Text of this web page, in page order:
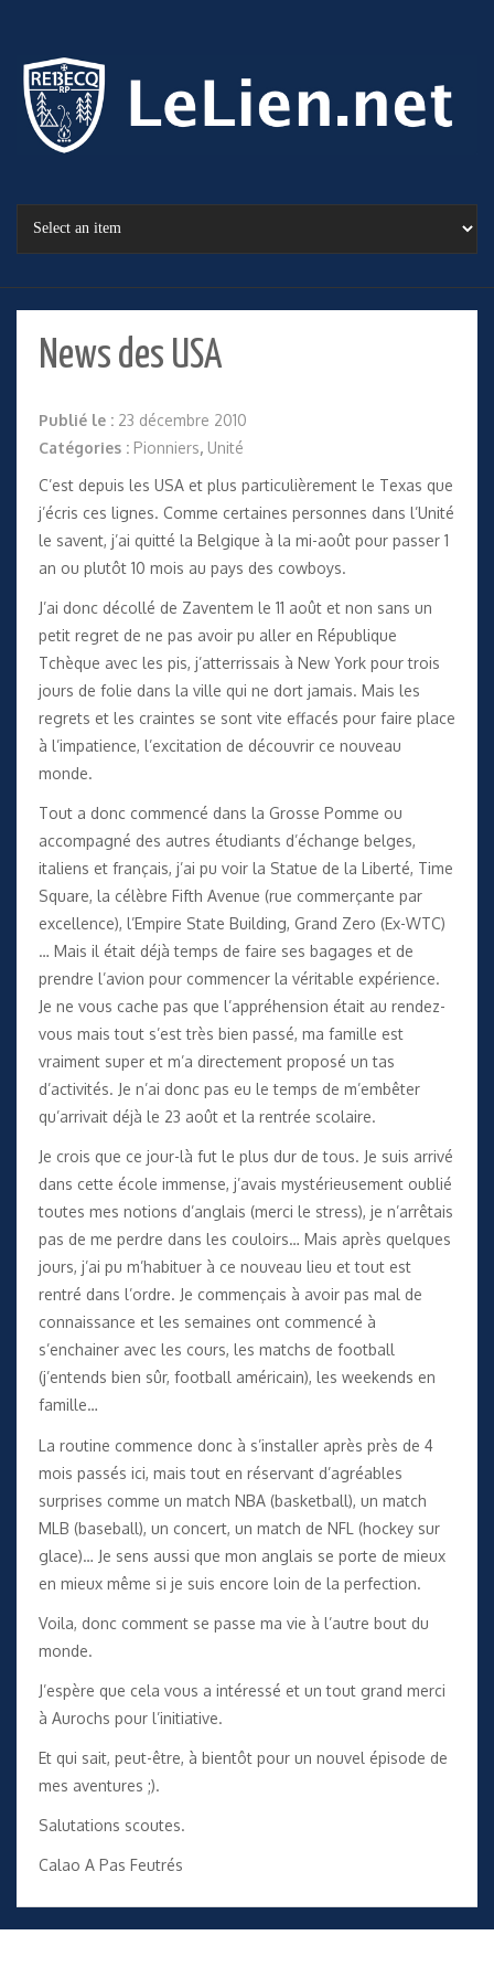
News des USA
Publié le : 23 décembre 2010
Catégories : Pionniers, Unité
C’est depuis les USA et plus particulièrement le Texas que
j’écris ces lignes. Comme certaines personnes dans l’Unité
le savent, j’ai quitté la Belgique à la mi-août pour passer 1
an ou plutôt 10 mois au pays des cowboys.
J’ai donc décollé de Zaventem le 11 août et non sans un
petit regret de ne pas avoir pu aller en République
Tchèque avec les pis, j’atterrissais à New York pour trois
jours de folie dans la ville qui ne dort jamais. Mais les
regrets et les craintes se sont vite effacés pour faire place
à l’impatience, l’excitation de découvrir ce nouveau
monde.
Tout a donc commencé dans la Grosse Pomme ou
accompagné des autres étudiants d’échange belges,
italiens et français, j’ai pu voir la Statue de la Liberté, Time
Square, la célèbre Fifth Avenue (rue commerçante par
excellence), l’Empire State Building, Grand Zero (Ex-WTC)
… Mais il était déjà temps de faire ses bagages et de
prendre l’avion pour commencer la véritable expérience.
Je ne vous cache pas que l’appréhension était au rendez-
vous mais tout s’est très bien passé, ma famille est
vraiment super et m’a directement proposé un tas
d’activités. Je n’ai donc pas eu le temps de m’embêter
qu’arrivait déjà le 23 août et la rentrée scolaire.
Je crois que ce jour-là fut le plus dur de tous. Je suis arrivé
dans cette école immense, j’avais mystérieusement oublié
toutes mes notions d’anglais (merci le stress), je n’arrêtais
pas de me perdre dans les couloirs… Mais après quelques
jours, j’ai pu m’habituer à ce nouveau lieu et tout est
rentré dans l’ordre. Je commençais à avoir pas mal de
connaissance et les semaines ont commencé à
s’enchainer avec les cours, les matchs de football
(j’entends bien sûr, football américain), les weekends en
famille…
La routine commence donc à s’installer après près de 4
mois passés ici, mais tout en réservant d’agréables
surprises comme un match NBA (basketball), un match
MLB (baseball), un concert, un match de NFL (hockey sur
glace)… Je sens aussi que mon anglais se porte de mieux
en mieux même si je suis encore loin de la perfection.
Voila, donc comment se passe ma vie à l’autre bout du
monde.
J’espère que cela vous a intéressé et un tout grand merci
à Aurochs pour l’initiative.
Et qui sait, peut-être, à bientôt pour un nouvel épisode de
mes aventures ;).
Salutations scoutes.
Calao A Pas Feutrés